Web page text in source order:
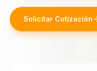
Solicitar Cotización